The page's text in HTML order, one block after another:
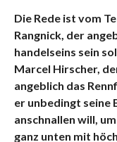
Die Rede ist vom
Rangnick, der
handelseins sein
Marcel Hirscher,
angeblich das
er unbedingt seine
anschnallen will,
ganz unten mit